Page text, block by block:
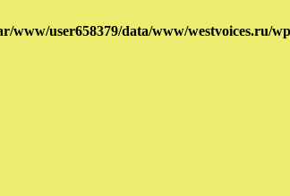
www/user658379/data/www/westvoices.ru/